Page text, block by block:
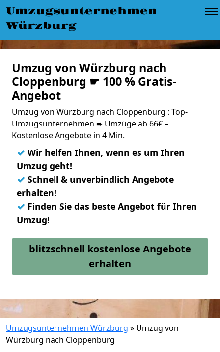
Umzugsunternehmen
Würzburg
Umzug von Würzburg nach
Cloppenburg ☛ 100 % Gratis-
Angebot
Umzug von Würzburg nach Cloppenburg : Top-
Umzugsunternehmen ➨ Umzüge ab 66€ –
Kostenlose Angebote in 4 Min.
✓ Wir helfen Ihnen, wenn es um Ihren
Umzug geht!
✓ Schnell & unverbindlich Angebote
erhalten!
✓ Finden Sie das beste Angebot für Ihren
Umzug!
blitzschnell kostenlose Angebote
erhalten
Umzugsunternehmen Würzburg » Umzug von
Würzburg nach Cloppenburg